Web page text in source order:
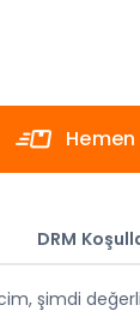
DRM
şimdi